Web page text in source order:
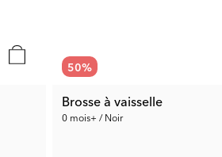
50%
Brosse à vaisselle
0 mois+ / Noir